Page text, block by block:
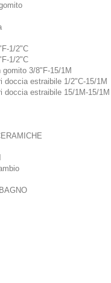
1/2"C
1/2"C
gomito 3/8"F-15/1M
doccia estraibile 1/2"C-15/1M
doccia estraibile 15/1M-15/1M